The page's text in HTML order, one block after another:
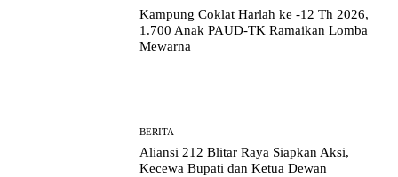
Kampung Coklat Harlah ke -12 Th 2026,
1.700 Anak PAUD-TK Ramaikan Lomba
Mewarna
BERITA
Aliansi 212 Blitar Raya Siapkan Aksi,
Kecewa Bupati dan Ketua Dewan